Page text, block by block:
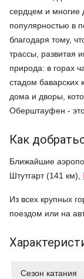
сердцем и многие
популярностью в
благодаря тому,
трассы, развитая
природа: в горах
стадом баварских
дома и дворы,
Оберштауфен -
Как
Ближайшие
Штутгарт (141 км),
Из всех крупных
поездом или на
Сезон катания